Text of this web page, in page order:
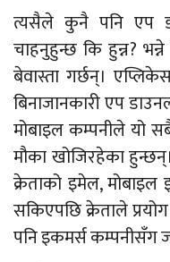
त्यसैले कुनै पनि एप
चाहनुहुन्छ कि हुन्न?
बेवास्ता गर्छन्।
बिनाजानकारी एप
मोबाइल कम्पनीले यो सबै
मौका खोजिरहेका
क्रेताको इमेल,
सकिएपछि क्रेताले प्रयोग
पनि इकमर्स कम्पनीसँग